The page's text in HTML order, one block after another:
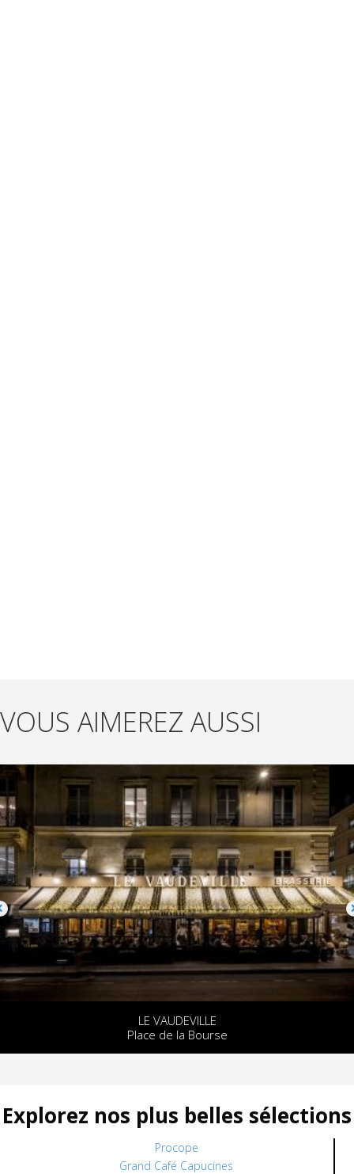
VOUS AIMEREZ AUSSI
LE VAUDEVILLE
Place de la Bourse
Explorez nos plus belles sélections
Procope
Grand Café Capucines